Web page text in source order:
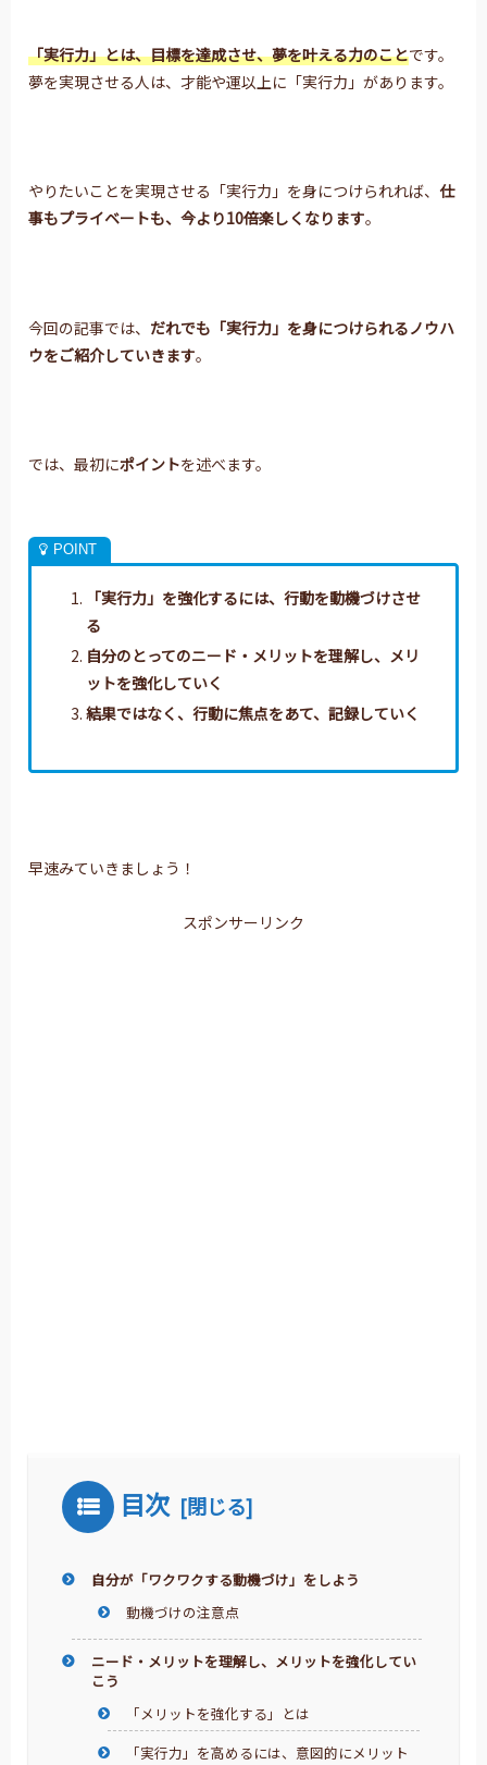
「実行力」とは、目標を達成させ、夢を叶える力のことです。
夢を実現させる人は、才能や運以上に「実行力」があります。
やりたいことを実現させる「実行力」を身につけられれば、 仕
事もプライベートも、今より10倍楽しくなります。
今回の記事では、 だれでも「実行力」を身につけられるノウハ
ウをご紹介していきます。
では、最初にポイントを述べます。
「実行力」を強化するには、行動を動機づけさせ
る
自分のとってのニード・メリットを理解し、メリ
ットを強化していく
結果ではなく、行動に焦点をあて、記録していく
早速みていきましょう！
スポンサーリンク
目次
自分が「ワクワクする動機づけ」をしよう
動機づけの注意点
ニード・メリットを理解し、メリットを強化してい
こう
「メリットを強化する」とは
「実行力」を高めるには、意図的にメリット